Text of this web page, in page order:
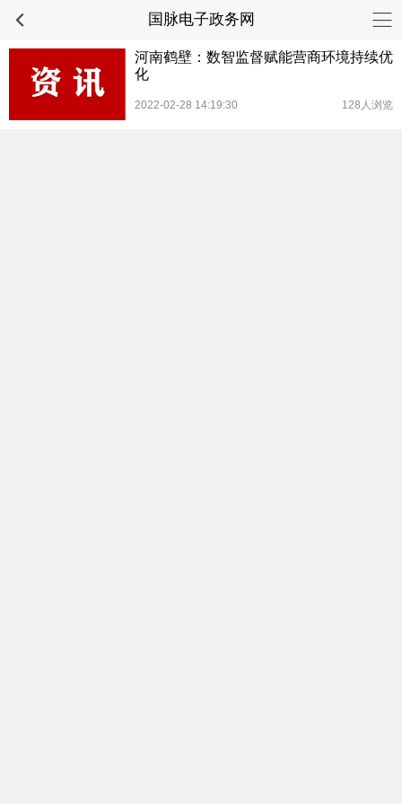
国脉电子政务网
河南鹤壁：数智监督赋能营商环境持续优
化
2022-02-28 14:19:30 128人浏览